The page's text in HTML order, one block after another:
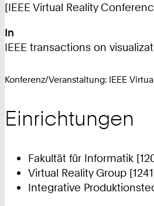
[IEEE Virtual Reality
In
IEEE transactions on
Konferenz/Veranstaltung: IEEE
Einrichtungen
Fakultät für Informatik
Virtual Reality Group
Integrative